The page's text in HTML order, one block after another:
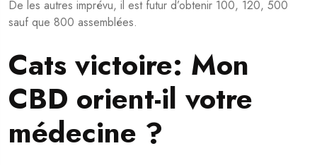
De les autres imprévu, il est futur d’obtenir 100, 120, 500
sauf que 800 assemblées.
Cats victoire: Mon
CBD orient-il votre
médecine ?